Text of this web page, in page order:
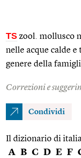
TS zool. mollusco
nelle acque calde e
genere della
Correzioni e
Condividi
Il dizionario di
A B C D E F